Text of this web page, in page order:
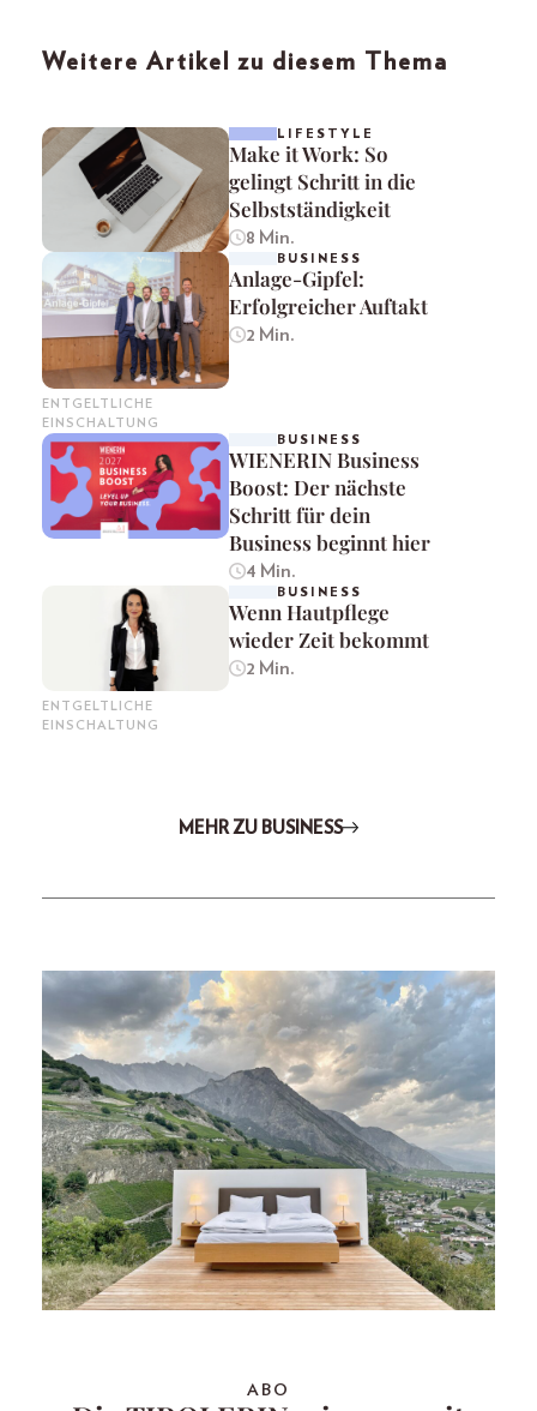
Weitere Artikel zu diesem Thema
LIFESTYLE
Make it Work: So
gelingt Schritt in die
Selbstständigkeit
8 Min.
ENTGELTLICHE
EINSCHALTUNG
BUSINESS
Anlage-Gipfel:
Erfolgreicher Auftakt
2 Min.
BUSINESS
WIENERIN Business
Boost: Der nächste
Schritt für dein
Business beginnt hier
4 Min.
ENTGELTLICHE
EINSCHALTUNG
BUSINESS
Wenn Hautpflege
wieder Zeit bekommt
2 Min.
MEHR ZU BUSINESS
ABO